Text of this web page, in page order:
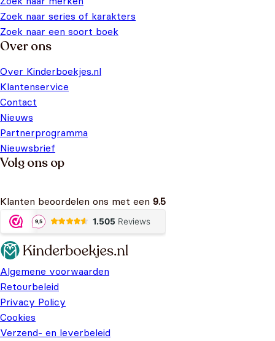
Zoek naar series of karakters
Zoek naar een soort boek
Over ons
Over Kinderboekjes.nl
Klantenservice
Contact
Nieuws
Partnerprogramma
Nieuwsbrief
Volg ons op
Klanten beoordelen ons met een 9.5
Algemene voorwaarden
Retourbeleid
Privacy Policy
Cookies
Verzend- en leverbeleid